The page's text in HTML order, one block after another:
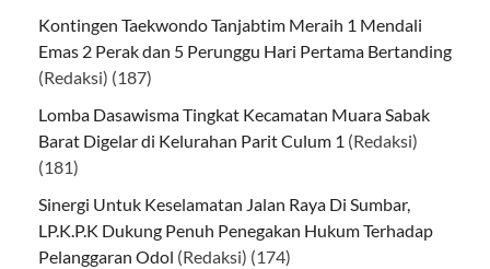
Kontingen Taekwondo Tanjabtim Meraih 1 Mendali
Emas 2 Perak dan 5 Perunggu Hari Pertama Bertanding
(Redaksi) (187)
Lomba Dasawisma Tingkat Kecamatan Muara Sabak
Barat Digelar di Kelurahan Parit Culum 1 (Redaksi)
(181)
Sinergi Untuk Keselamatan Jalan Raya Di Sumbar,
LP.K.P.K Dukung Penuh Penegakan Hukum Terhadap
Pelanggaran Odol (Redaksi) (174)